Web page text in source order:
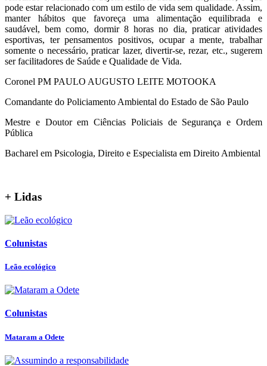
pode estar relacionado com um estilo de vida sem qualidade. Assim,
manter hábitos que favoreça uma alimentação equilibrada e
saudável, bem como, dormir 8 horas no dia, praticar atividades
esportivas, ter pensamentos positivos, ocupar a mente, trabalhar
somente o necessário, praticar lazer, divertir-se, rezar, etc., sugerem
ser facilitadores de Saúde e Qualidade de Vida.
Coronel PM PAULO AUGUSTO LEITE MOTOOKA
Comandante do Policiamento Ambiental do Estado de São Paulo
Mestre e Doutor em Ciências Policiais de Segurança e Ordem
Pública
Bacharel em Psicologia, Direito e Especialista em Direito Ambiental
+ Lidas
Colunistas
Leão ecológico
Colunistas
Mataram a Odete